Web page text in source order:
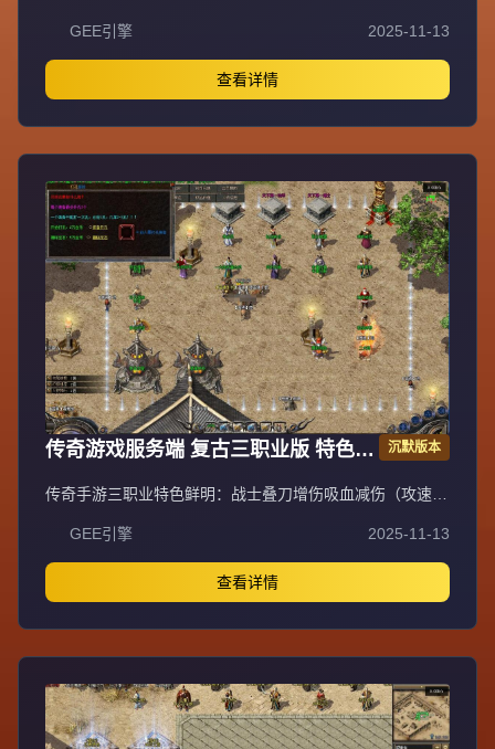
本职业祖玛一套加武器（裁决之杖、骨玉权杖、龙纹剑），
开放卧龙地图；三转需三职业祖玛各一套加武器各一把，开
放魔龙地图；四转本职业赤月一套加武器（屠龙、噬魂、逍
遥扇），开放火龙洞；五转赤月各职业一套加武器各一把
（屠龙、噬魂法杖、逍遥扇），开放第二大陆。转生每次增
GEE引擎 2025-11-13
查看详情
传奇游戏服务端 复古三职业版 特色技
能buff 翎风引擎
沉默版本
传奇手游三职业特色鲜明：战士叠刀增伤吸血减伤（攻速上
无情的刷怪机器（10级群雷11X11范围，无CD流星火雨，
高施法速度）；道士宝宝契合度系统（初始50%攻击契合
度，双防契合度120%，生命契合度150%，宝宝享人物防
御/魔域/生命/道术加成）。新手上线需领取任务列表，召唤
宠物（商场购买，每级+1全属性上限50级），左上角功能
师幽冥龙炎（8X8 AOE 15秒CD推怪）、道士阴阳法环（魔
法盾）优先获取。一大陆比奇：野外怪掉极品装备（整套
+50%经验），鸡王爆鸡王剑（战士神器），兽王甲（挂机
GEE引擎 2025-11-13
查看详情